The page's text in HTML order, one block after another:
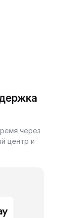
через
центр и